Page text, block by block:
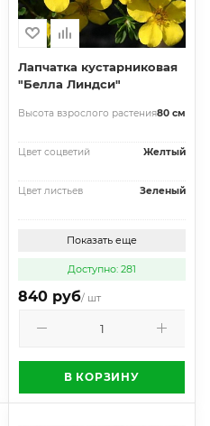
Лапчатка кустарниковая
"Белла Линдси"
Высота взрослого растения80 см
Цвет соцветий Желтый
Цвет листьев Зеленый
Показать еще
Доступно: 281
840 руб/ шт
В КОРЗИНУ